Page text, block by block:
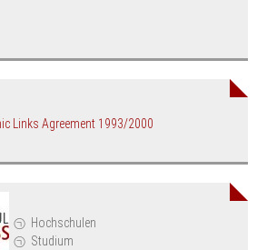
Hochschulen
Studium
Links Agreement 1993/2000